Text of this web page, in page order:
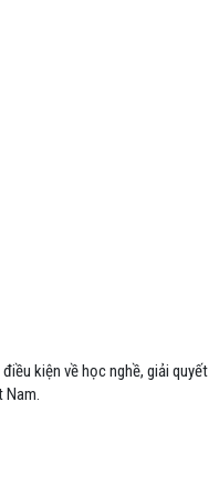
kiện về học nghề, giải quyết
Nam.